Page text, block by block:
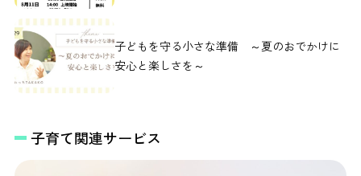
子どもを守る小さな準備 ～夏のおでかけに
安心と楽しさを～
子育て関連サービス